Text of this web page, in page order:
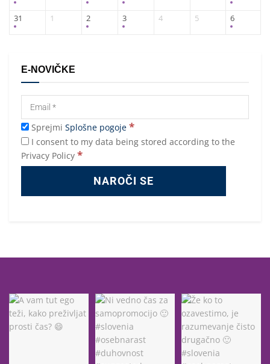
31 1 2 3 4 5 6
E-NOVIČKE
Sprejmi Splošne pogoje *
I consent to my data being stored according to the
Privacy Policy *